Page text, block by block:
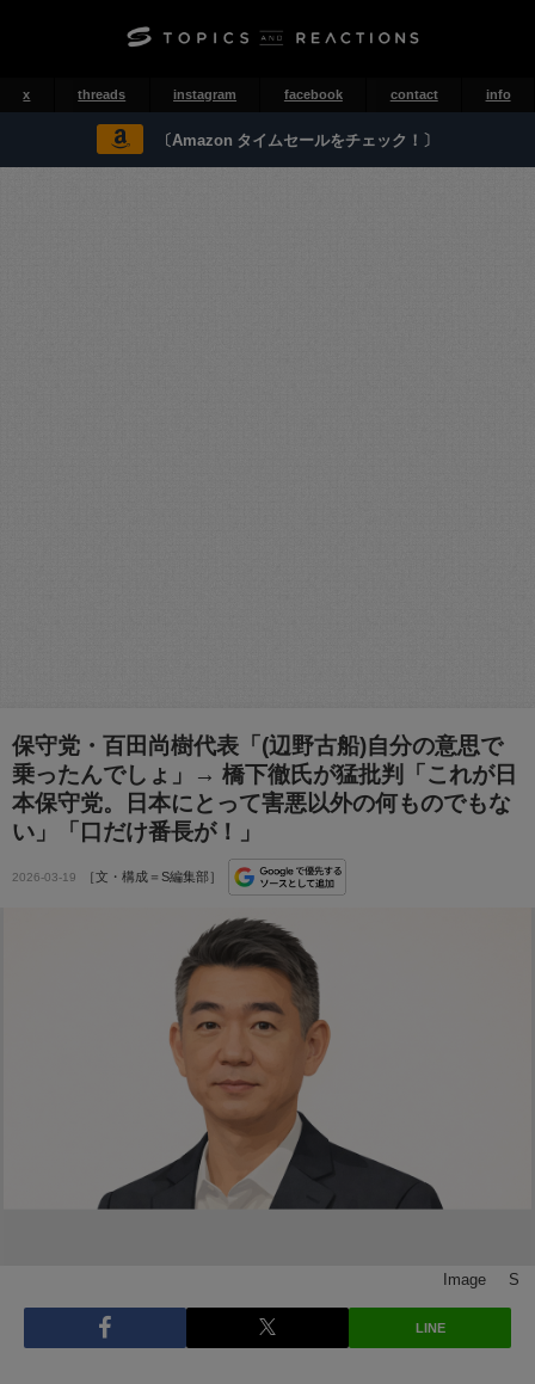
x threads instagram facebook contact info
〔Amazon タイムセールをチェック！〕
保守党・百田尚樹代表「(辺野古船)自分の意思で
乗ったんでしょ」→ 橋下徹氏が猛批判「これが日
本保守党。日本にとって害悪以外の何ものでもな
い」「口だけ番長が！」
2026-03-19 ［文・構成＝S編集部］
Image © S
LINE